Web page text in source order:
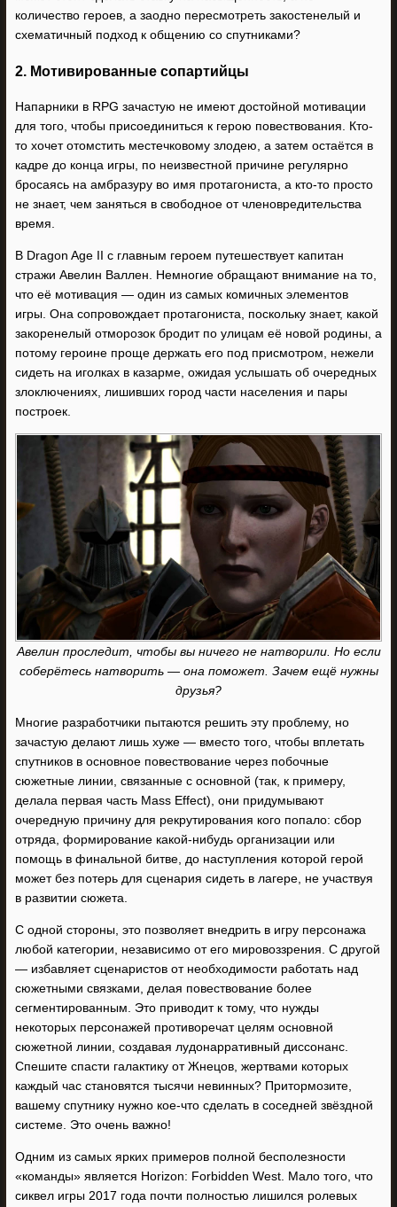
количество героев, а заодно пересмотреть закостенелый и
схематичный подход к общению со спутниками?
2. Мотивированные сопартийцы
Напарники в RPG зачастую не имеют достойной мотивации
для того, чтобы присоединиться к герою повествования. Кто-
то хочет отомстить местечковому злодею, а затем остаётся в
кадре до конца игры, по неизвестной причине регулярно
бросаясь на амбразуру во имя протагониста, а кто-то просто
не знает, чем заняться в свободное от членовредительства
время.
В Dragon Age II с главным героем путешествует капитан
стражи Авелин Валлен. Немногие обращают внимание на то,
что её мотивация — один из самых комичных элементов
игры. Она сопровождает протагониста, поскольку знает, какой
закоренелый отморозок бродит по улицам её новой родины, а
потому героине проще держать его под присмотром, нежели
сидеть на иголках в казарме, ожидая услышать об очередных
злоключениях, лишивших город части населения и пары
построек.
Авелин проследит, чтобы вы ничего не натворили. Но если
соберётесь натворить — она поможет. Зачем ещё нужны
друзья?
Многие разработчики пытаются решить эту проблему, но
зачастую делают лишь хуже — вместо того, чтобы вплетать
спутников в основное повествование через побочные
сюжетные линии, связанные с основной (так, к примеру,
делала первая часть Mass Effect), они придумывают
очередную причину для рекрутирования кого попало: сбор
отряда, формирование какой-нибудь организации или
помощь в финальной битве, до наступления которой герой
может без потерь для сценария сидеть в лагере, не участвуя
в развитии сюжета.
С одной стороны, это позволяет внедрить в игру персонажа
любой категории, независимо от его мировоззрения. С другой
— избавляет сценаристов от необходимости работать над
сюжетными связками, делая повествование более
сегментированным. Это приводит к тому, что нужды
некоторых персонажей противоречат целям основной
сюжетной линии, создавая лудонарративный диссонанс.
Спешите спасти галактику от Жнецов, жертвами которых
каждый час становятся тысячи невинных? Притормозите,
вашему спутнику нужно кое-что сделать в соседней звёздной
системе. Это очень важно!
Одним из самых ярких примеров полной бесполезности
«команды» является Horizon: Forbidden West. Мало того, что
сиквел игры 2017 года почти полностью лишился ролевых